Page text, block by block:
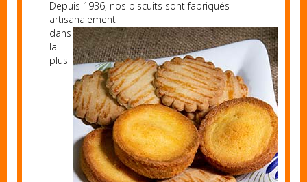
Depuis 1936, nos biscuits sont fabriqués
artisanalement
dans
la
plus